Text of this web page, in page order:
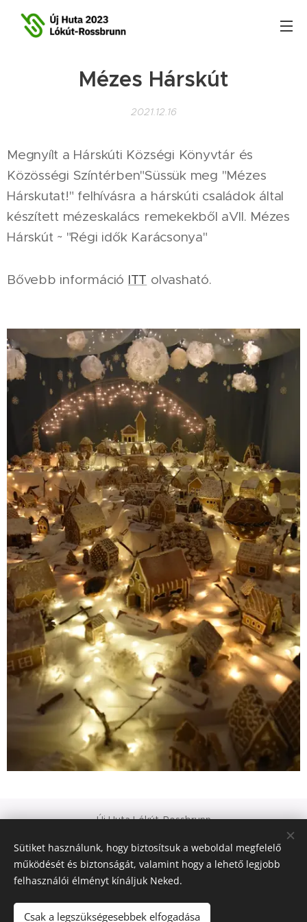
Mézes Hárskút
2021.12.16
Megnyílt a Hárskúti Községi Könyvtár és
Közösségi Színtérben"Süssük meg "Mézes
Hárskutat!" felhívásra a hárskúti családok által
készített mézeskalács remekekből aVII. Mézes
Hárskút ~ "Régi idők Karácsonya"
Bővebb információ ITT olvasható.
Új Huta Lókút-Rossbrunn
Európa Kultúrális Fővárosa
PAJTA PROJEKT
© 2021 Minden jog fenntartva
Sütiket használunk, hogy biztosítsuk a weboldal megfelelő
működését és biztonságát, valamint hogy a lehető legjobb
felhasználói élményt kínáljuk Neked.
Csak a legszükségesebbek elfogadása